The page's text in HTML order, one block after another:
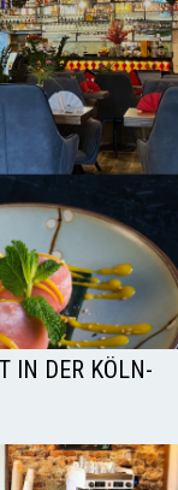
IN DER KÖLN-